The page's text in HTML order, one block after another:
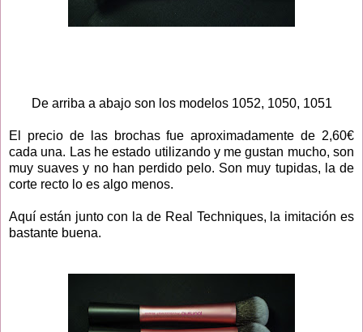
De arriba a abajo son los modelos 1052, 1050, 1051
El precio de las brochas fue aproximadamente de 2,60€
cada una. Las he estado utilizando y me gustan mucho, son
muy suaves y no han perdido pelo. Son muy tupidas, la de
corte recto lo es algo menos.
Aquí están junto con la de Real Techniques, la imitación es
bastante buena.